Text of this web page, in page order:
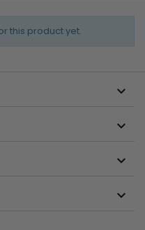
this product yet.



